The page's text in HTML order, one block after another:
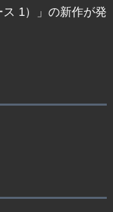
1）」の新作が発